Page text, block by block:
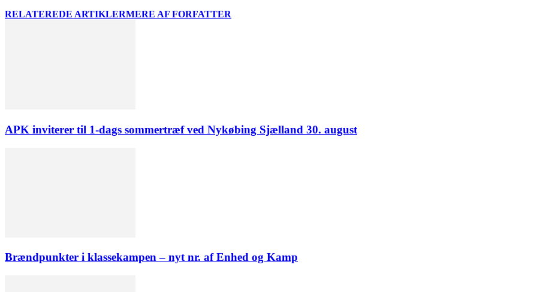
RELATEREDE ARTIKLERMERE AF FORFATTER
APK inviterer til 1-dags sommertræf ved Nykøbing Sjælland 30. august
Brændpunkter i klassekampen – nyt nr. af Enhed og Kamp